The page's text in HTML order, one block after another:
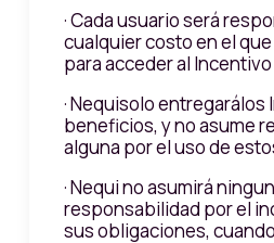
· Cada usuario será
cualquier costo en el
para acceder al
· Nequisolo entregarálos
beneficios, y no asume
alguna por el uso de
· Nequi no asumirá
responsabilidad por el
sus obligaciones,